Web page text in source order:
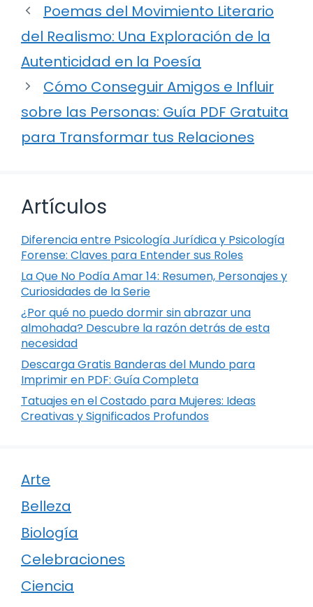
Poemas del Movimiento Literario
del Realismo: Una Exploración de la
Autenticidad en la Poesía
Cómo Conseguir Amigos e Influir
sobre las Personas: Guía PDF Gratuita
para Transformar tus Relaciones
Artículos
Diferencia entre Psicología Jurídica y Psicología
Forense: Claves para Entender sus Roles
La Que No Podía Amar 14: Resumen, Personajes y
Curiosidades de la Serie
¿Por qué no puedo dormir sin abrazar una
almohada? Descubre la razón detrás de esta
necesidad
Descarga Gratis Banderas del Mundo para
Imprimir en PDF: Guía Completa
Tatuajes en el Costado para Mujeres: Ideas
Creativas y Significados Profundos
Arte
Belleza
Biología
Celebraciones
Ciencia